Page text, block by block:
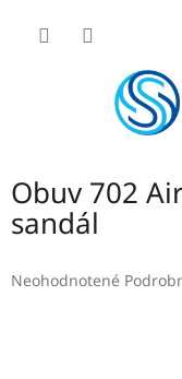
Obuv 702
sandál
Priemerné
Neohodnotené